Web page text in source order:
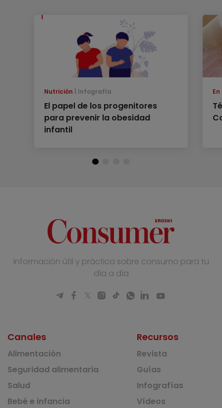
Nutrición Infografía
El papel de los progenitores
para prevenir la obesidad
infantil
Información útil y práctica sobre consumo para tu
día a día
Canales
Alimentación
Seguridad alimentaria
Salud
Bebé e infancia
Recursos
Revista
Guías
Infografías
Vídeos